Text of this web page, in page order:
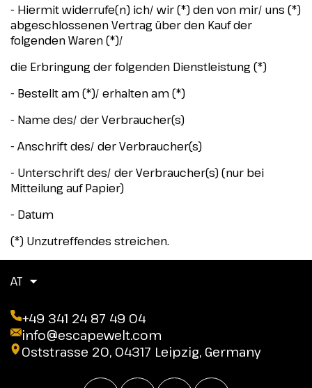
- Hiermit widerrufe(n) ich/ wir (*) den von mir/ uns (*)
abgeschlossenen Vertrag über den Kauf der
folgenden Waren (*)/
die Erbringung der folgenden Dienstleistung (*)
- Bestellt am (*)/ erhalten am (*)
- Name des/ der Verbraucher(s)
- Anschrift des/ der Verbraucher(s)
- Unterschrift des/ der Verbraucher(s) (nur bei
Mitteilung auf Papier)
- Datum
(*) Unzutreffendes streichen.
AT
+49 341 24 87 49 04
info@escapewelt.com
Oststrasse 20, 04317 Leipzig, Germany